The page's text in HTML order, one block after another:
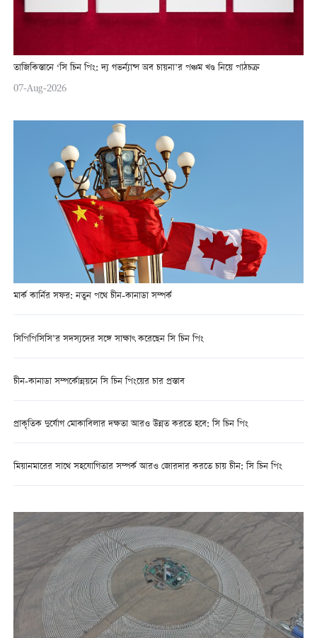
তাজিকিস্তানে ‘সি চিন পিং: দ্য গভর্ন্যান্স অব চায়না’র পঞ্চম খণ্ড নিয়ে পাঠচক্র
07-Aug-2026
মার্ক কার্নির সফর: নতুন পথে চীন-কানাডা সম্পর্ক
সিপিপিসিসি’র সদস্যদের সঙ্গে সাক্ষাৎ করেছেন সি চিন পিং
চীন-কানাডা সম্পর্কোন্নয়নে সি চিন পিংয়ের চার প্রস্তাব
প্রাকৃতিক দুর্যোগ মোকাবিলার দক্ষতা আরও উন্নত করতে হবে: সি চিন পিং
মিয়ানমারের সাথে সহযোগিতার সম্পর্ক আরও জোরদার করতে চায় চীন: সি চিন পিং